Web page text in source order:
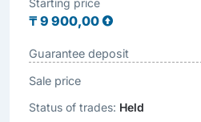
Starting price
₸ 9 900,00
Guarantee deposit
Sale price
Status of trades: Held